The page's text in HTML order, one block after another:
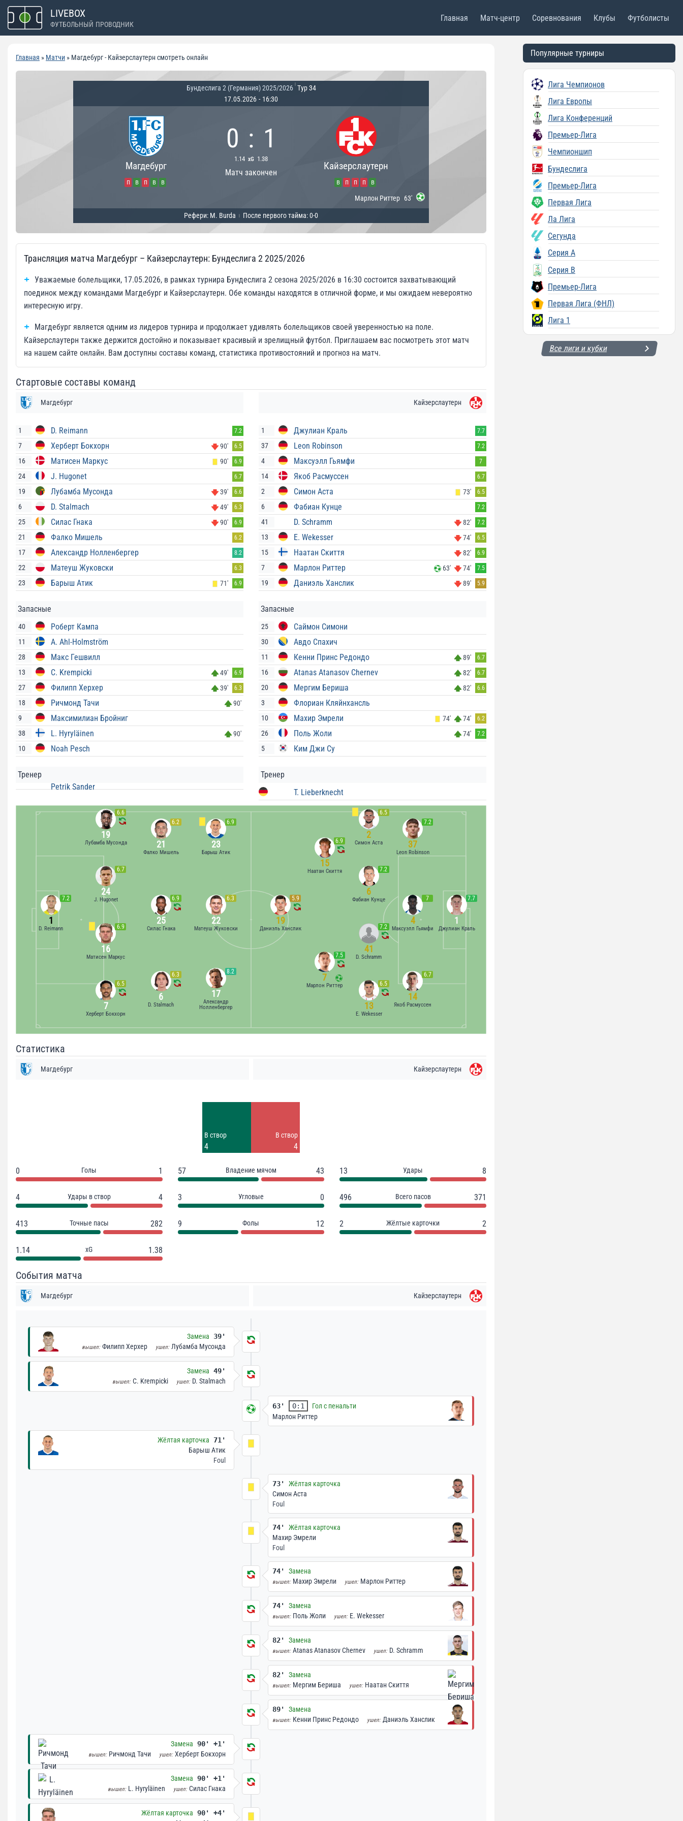
Перейти
содержимому
LIVEBOX
ФУТБОЛЬНЫЙ ПРОВОДНИК
Главная Матч-центр Соревнования Клубы Футболисты
Главная » Матчи » Магдебург - Кайзерслаутерн смотреть онлайн
Бундеслига 2 (Германия) 2025/2026 Тур 34
17.05.2026 - 16:30
Магдебург
п в п в в
0 : 1
1.14 xG 1.38
Матч закончен
Кайзерслаутерн
в п п п
в
Марлон Риттер 63'
Рефери: M. Burda После первого тайма: 0-0
Трансляция матча Магдебург – Кайзерслаутерн: Бундеслига 2 2025/2026
Уважаемые болельщики, 17.05.2026, в рамках турнира Бундеслига 2 сезона 2025/2026 в 16:30 состоится захватывающий
поединок между командами Магдебург и Кайзерслаутерн. Обе команды находятся в отличной форме, и мы ожидаем невероятно
интересную игру.
Магдебург является одним из лидеров турнира и продолжает удивлять болельщиков своей уверенностью на поле.
Кайзерслаутерн также держится достойно и показывает красивый и зрелищный футбол. Приглашаем вас посмотреть этот матч
на нашем сайте онлайн. Вам доступны составы команд, статистика противостояний и прогноз на матч.
Стартовые составы команд
Магдебург
1 D. Reimann 7.2
7 Херберт Бокхорн 90' 6.5
16 Матисен Маркус 90' 6.9
24 J. Hugonet 6.7
19 Лубамба Мусонда 39' 6.6
6 D. Stalmach 49' 6.3
25 Силас Гнака 90' 6.9
21 Фалко Мишель 6.2
17 Александр Нолленбергер 8.2
22 Матеуш Жуковски 6.3
23 Барыш Атик 71' 6.9
Запасные
40 Роберт Кампа
11 A. Ahl-Holmström
28 Макс Гешвилл
13 C. Krempicki 49' 6.9
27 Филипп Херхер 39' 6.3
18 Ричмонд Тачи
90'
9
Максимилиан Бройниг
38 L. Hyryläinen
90'
10
Noah Pesch
Тренер
Petrik Sander
Кайзерслаутерн
1 Джулиан Краль 7.7
37 Leon Robinson 7.2
4 Максуэлл Гьямфи 7
14 Якоб Расмуссен 6.7
2 Симон Аста 73' 6.5
6 Фабиан Кунце 7.2
41 D. Schramm 82' 7.2
13 E. Wekesser 74' 6.5
15 Наатан Скиття 82' 6.9
7 Марлон Риттер 63' 74' 7.5
19 Даниэль Ханслик 89' 5.9
Запасные
25 Саймон Симони
30 Авдо Спахич
11 Кенни Принс Редондо 89' 6.7
16 Atanas Atanasov Chernev 82' 6.7
20 Мергим Бериша 82' 6.6
3 Флориан Кляйнхансль
10 Махир Эмрели 74' 74' 6.2
26 Поль Жоли 74' 7.2
5 Ким Джи Су
Тренер
T. Lieberknecht
7.2
1
D. Reimann
6.6
19
Лубамба Мусонда
6.7
24
J. Hugonet
6.9
16
Матисен Маркус
6.5
7
Херберт Бокхорн
6.2
21
Фалко Мишель
6.9
25
Силас Гнака
6.3
6
D. Stalmach
6.9
23
Барыш Атик
6.3
22
Матеуш Жуковски
8.2
17
Александр
Нолленбергер
7.7
1
Джулиан Краль
6.7
14
Якоб Расмуссен
7
4
Максуэлл Гьямфи
7.2
37
Leon Robinson
6.5
13
E. Wekesser
7.2
41
D. Schramm
7.2
6
Фабиан Кунце
6.5
2
Симон Аста
7.5
7
Марлон Риттер
6.9
15
Наатан Скиття
5.9
19
Даниэль Ханслик
Статистика
Магдебург Кайзерслаутерн
В створ
4
В створ
4
0 Голы 1 57 Владение мячом 43 13 Удары 8
4 Удары в створ 4 3 Угловые 0 496 Всего пасов 371
413 Точные пасы 282 9 Фолы 12 2 Жёлтые карточки 2
1.14 xG 1.38
События матча
Магдебург Кайзерслаутерн
Замена 39'
вышел: Филипп Херхер ушел: Лубамба Мусонда
Замена 49'
вышел: C. Krempicki ушел: D. Stalmach
63' 0:1
Гол с пенальти
Марлон Риттер
Жёлтая карточка
71'
Барыш Атик
Foul
73'
Жёлтая карточка
Симон Аста
Foul
74'
Жёлтая карточка
Махир Эмрели
Foul
74' Замена
вышел: Махир Эмрели ушел: Марлон Риттер
74' Замена
вышел: Поль Жоли ушел: E. Wekesser
82' Замена
вышел: Atanas Atanasov Chernev ушел: D. Schramm
82' Замена
вышел: Мергим Бериша ушел: Наатан Скиття
89' Замена
вышел: Кенни Принс Редондо ушел: Даниэль Ханслик
Замена 90' +1'
вышел: Ричмонд Тачи ушел: Херберт Бокхорн
Замена 90' +1'
вышел: L. Hyryläinen ушел: Силас Гнака
Жёлтая карточка 90' +4'
Популярные турниры
Лига Чемпионов
Лига Европы
Лига Конференций
Премьер-Лига
Чемпионшип
Бундеслига
Премьер-Лига
Первая Лига
Ла Лига
Сегунда
Серия A
Серия B
Премьер-Лига
Первая Лига (ФНЛ)
Лига 1
Все лиги и кубки